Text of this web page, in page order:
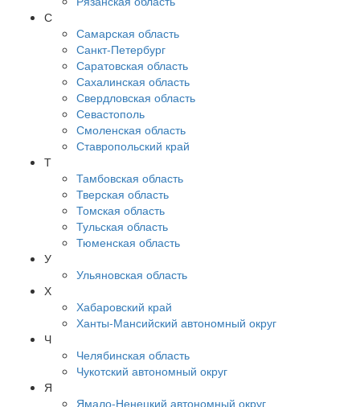
С
Самарская область
Санкт-Петербург
Саратовская область
Сахалинская область
Свердловская область
Севастополь
Смоленская область
Ставропольский край
Т
Тамбовская область
Тверская область
Томская область
Тульская область
Тюменская область
У
Ульяновская область
Х
Хабаровский край
Ханты-Мансийский автономный округ
Ч
Челябинская область
Чукотский автономный округ
Я
Ямало-Ненецкий автономный округ